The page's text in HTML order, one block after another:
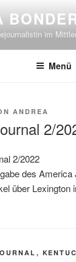
im
Menü
ANDREA
2/
des
über Lexington
,